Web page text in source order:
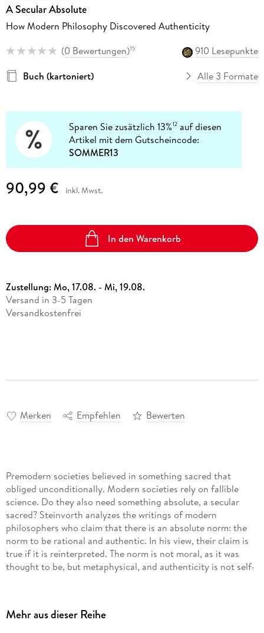
A Secular Absolute
How Modern Philosophy Discovered Authenticity
(0 Bewertungen)15
910 Lesepunkte
Buch (kartoniert)
Alle 3 Formate
Sparen Sie zusätzlich 13%12 auf diesen
Artikel mit dem Gutscheincode:
SOMMER13
90,99 € inkl. Mwst.
In den Warenkorb
Zustellung:Mo, 17.08. - Mi, 19.08.
Versand in 3-5 Tagen
Versandkostenfrei
Merken Empfehlen Bewerten
Premodern societies believed in something sacred that
obliged unconditionally. Modern societies rely on fallible
science. Do they also need something absolute, a secular
sacred? Steinvorth analyzes the writings of modern
philosophers who claim that there is an absolute norm: the
norm to be rational and authentic. In his view, their claim is
true if it is reinterpreted. The norm is not moral, as it was
thought to be, but metaphysical, and authenticity is not self-
absolutes, this book spreads out the rich pool of
Mehr aus dieser Reihe